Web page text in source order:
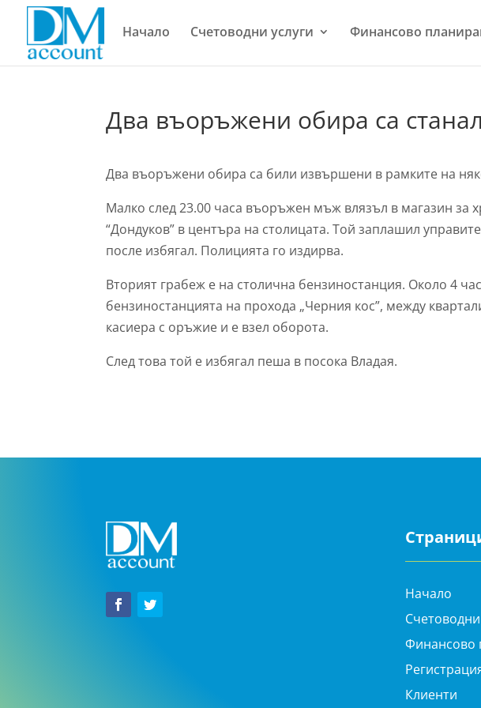
Начало Счетоводни услуги Финансово
Два въоръжени обира са
Два въоръжени обира са били извършени в рамките на
Малко след 23.00 часа въоръжен мъж влязъл в магазин за
“Дондуков” в центъра на столицата. Той заплашил
после избягал. Полицията го издирва.
Вторият грабеж е на столична бензиностанция. Около 4
бензиностанцията на прохода „Черния кос”, между
касиера с оръжие и е взел оборота.
След това той е избягал пеша в посока Владая.
Начало
Счетоводни
Финансово
Клиенти